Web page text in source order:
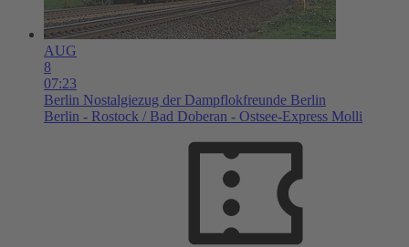
AUG
8
07:23
Berlin Nostalgiezug der Dampflokfreunde Berlin
Berlin - Rostock / Bad Doberan - Ostsee-Express Molli